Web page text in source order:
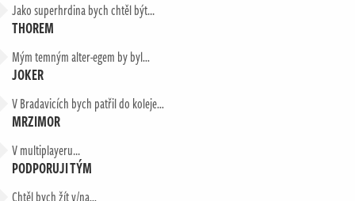
Jako superhrdina bych chtěl být...
THOREM
Mým temným alter-egem by byl…
JOKER
V Bradavicích bych patřil do koleje…
MRZIMOR
V multiplayeru...
PODPORUJI TÝM
Chtěl bych žít v/na…